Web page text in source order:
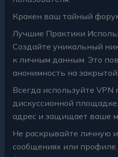
Кракен ваш тайный
Лучшие Практики
Создайте уникальный
к личным данным. Это
анонимность на
Всегда используйте VPN
дискуссионной
адрес и защищает ваше
Не раскрывайте личную
сообщениях или